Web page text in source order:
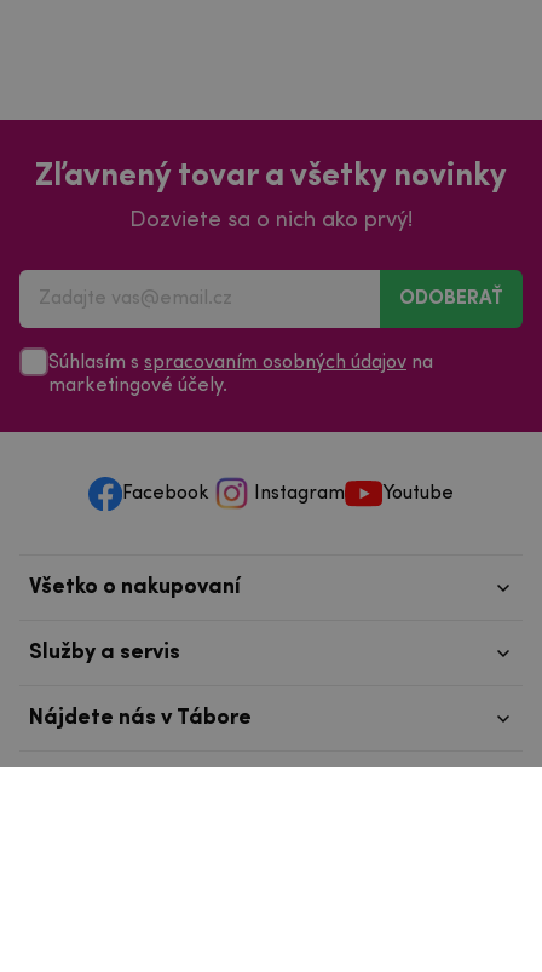
Zľavnený tovar a všetky novinky
Dozviete sa o nich ako prvý!
ODOBERAŤ
Súhlasím s spracovaním osobných údajov na
marketingové účely.
Facebook Instagram Youtube
Všetko o nakupovaní
Služby a servis
Nájdete nás v Tábore